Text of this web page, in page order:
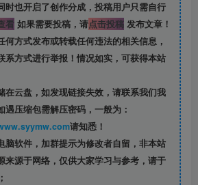
时也开启了创作分成，投稿用户只需自行
看如果需要投稿，请点击投稿发布文章！
何方式发布或转载任何违法的相关信息，
系方式进行举报！情况如实，可获得本站
在云盘，如发现链接失效，请联系我们我
遇压缩包需解压密码，一般为：
丨 www.syymw.com请知悉！
脑软件，加群提示为修改者自留， 非本站
来源于网络，仅供大家学习与参考，请于